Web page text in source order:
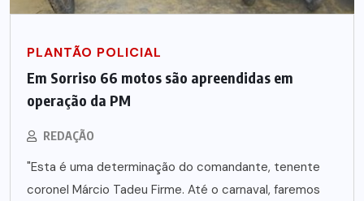
PLANTÃO POLICIAL
Em Sorriso 66 motos são apreendidas em
operação da PM
REDAÇÃO
"Esta é uma determinação do comandante, tenente
coronel Márcio Tadeu Firme. Até o carnaval, faremos